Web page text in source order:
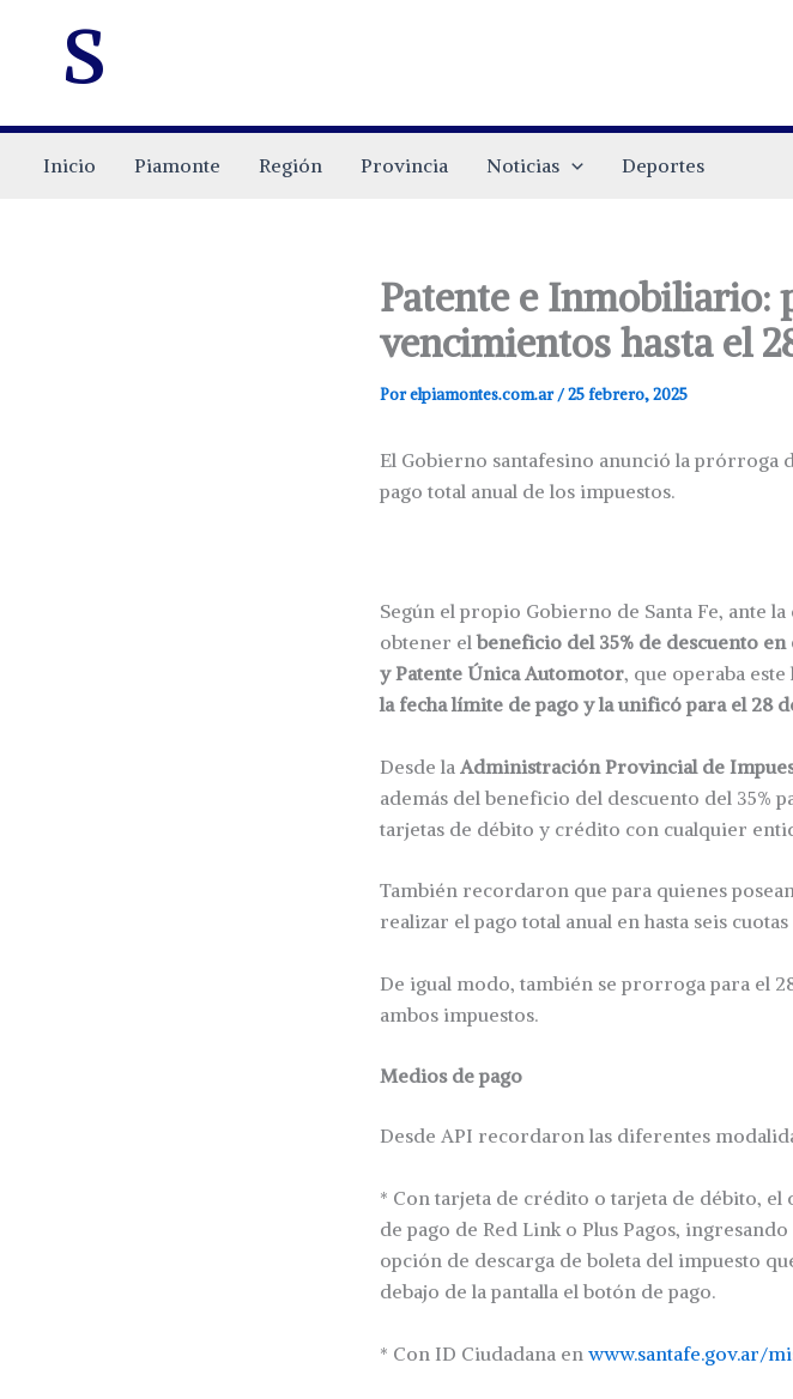
s
Inicio Piamonte Región Provincia Noticias Deportes
Patente e Inmobiliario:
vencimientos hasta el
Porelpiamontes.com.ar/25 febrero, 2025
El Gobierno santafesino anunció la prórroga
pago total anual de los impuestos.
Según el propio Gobierno de Santa Fe, ante
obtener elbeneficio del 35% de descuento en
y Patente Única Automotor, que operaba
la fecha límite de pago y la unificó para el 28
Desde la Administración Provincial de
además del beneficio del descuento del 35%
tarjetas de débito y crédito con cualquier
También recordaron que para quienes
realizar el pago total anual en hasta seis
De igual modo, también se prorroga para el
ambos impuestos.
Medios de pago
Desde API recordaron las diferentes
* Con tarjeta de crédito o tarjeta de débito,
de pago de Red Link o Plus Pagos, ingresando
opción de descarga de boleta del impuesto
debajo de la pantalla el botón de pago.
* Con ID Ciudadana en www.santafe.gov.ar/